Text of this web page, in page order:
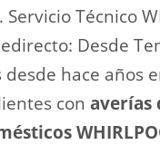
Servicio Técnico
Desde
desde hace años
con averías